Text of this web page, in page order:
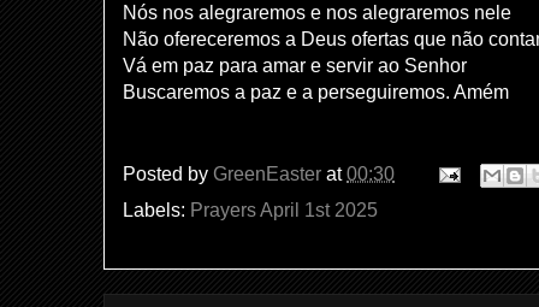
Nós nos alegraremos e nos alegraremos nele
Não ofereceremos a Deus ofertas que não
Vá em paz para amar e servir ao Senhor
Buscaremos a paz e a perseguiremos. Amém
Posted by GreenEaster at00:30
Labels: Prayers April 1st 2025